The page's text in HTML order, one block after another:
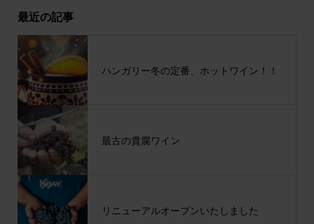
最近の記事
ハンガリー冬の定番、ホットワイン！！
最古の貴腐ワイン
リニューアルオープンいたしました